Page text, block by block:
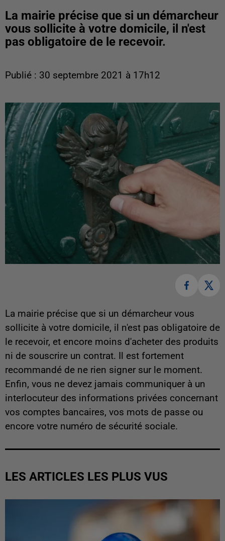
La mairie précise que si un démarcheur
vous sollicite à votre domicile, il n'est
pas obligatoire de le recevoir.
Publié : 30 septembre 2021 à 17h12
La mairie précise que si un démarcheur vous
sollicite à votre domicile, il n'est pas obligatoire de
le recevoir, et encore moins d'acheter des produits
ni de souscrire un contrat. Il est fortement
recommandé de ne rien signer sur le moment.
Enfin, vous ne devez jamais communiquer à un
interlocuteur des informations privées concernant
vos comptes bancaires, vos mots de passe ou
encore votre numéro de sécurité sociale.
LES ARTICLES LES PLUS VUS